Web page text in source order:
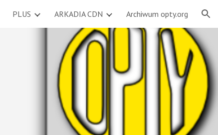
PLUS ARKADIA CDN Archiwum opty.org